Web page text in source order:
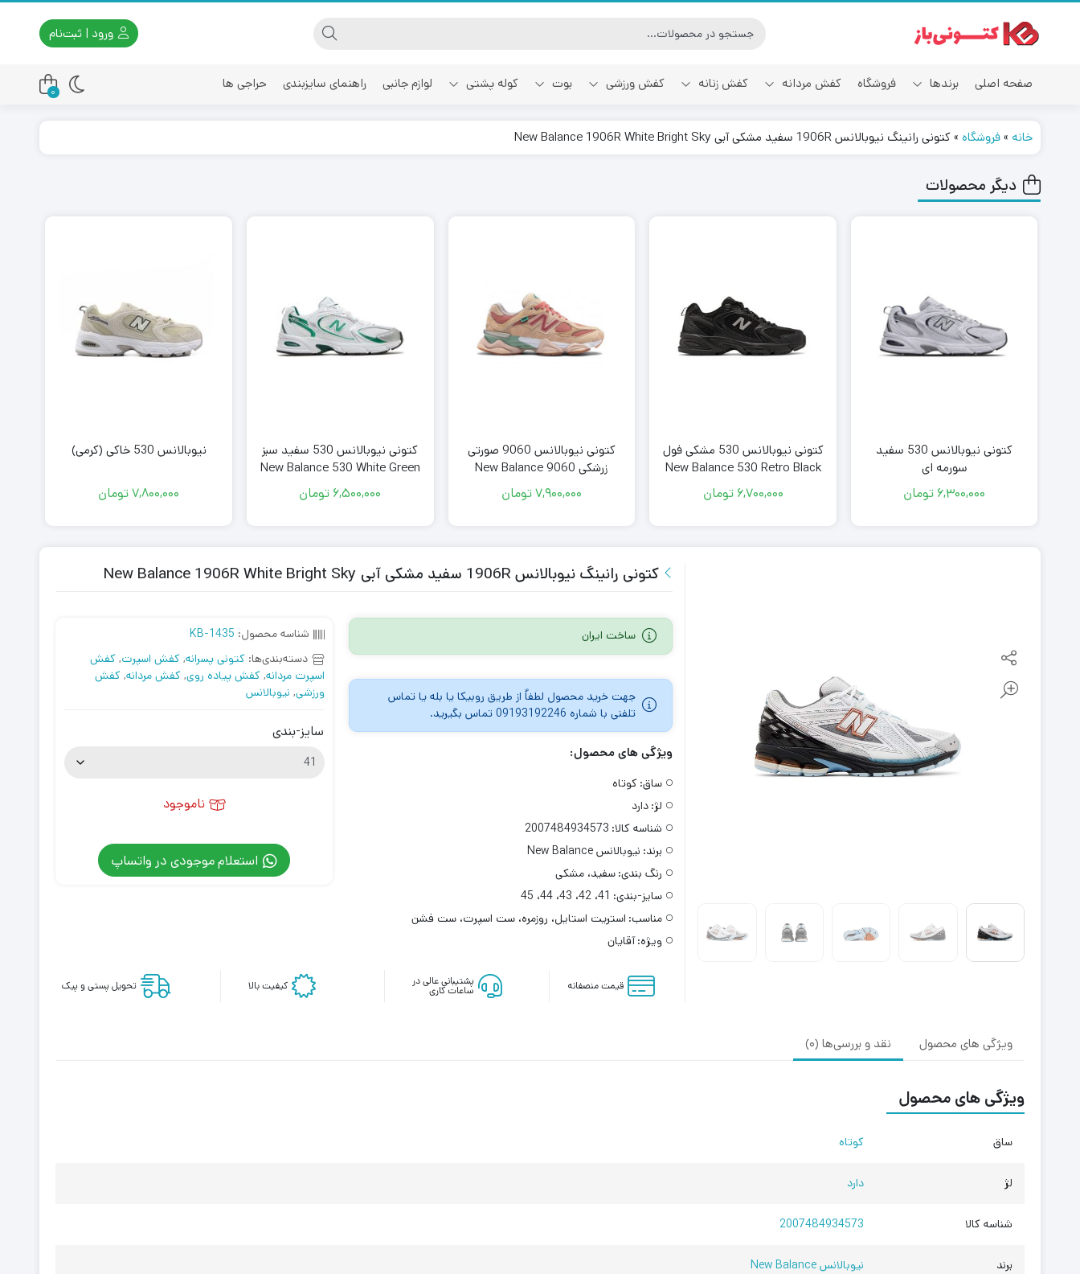
ورود | ثبت‌نام
صفحه اصلی برندها
آدیداس آفوایت
فروشگاه کفش مردانه کفش زنانه کفش ورزشی بوت کوله پشتی لوازم جانبی راهنمای سایزبندی حراجی ها
0
خانه »فروشگاه»کتونی رانینگ نیوبالانس 1906R سفید مشکی آبی New Balance 1906R White Bright Sky
دیگر محصولات
کتونی نیوبالانس 530 سفید
سورمه ای
6,300,000 تومان
کتونی نیوبالانس 530 مشکی فول
New Balance 530 Retro Black
6,700,000 تومان
کتونی نیوبالانس 9060 صورتی
زرشکی New Balance 9060
7,900,000تومان
کتونی نیوبالانس 530 سفید سبز
New Balance 530 White Green
6,500,000 تومان
نیوبالانس 530 خاکی (کرمی)
7,800,000تومان
کتونی رانینگ نیوبالانس 1906R سفید مشکی آبی New Balance 1906R White Bright Sky
ساخت ایران
جهت خرید محصول لطفاٌ از طریق روبیکا یا بله یا تماس
تلفنی با شماره 09193192246 تماس بگیرید.
ویژگی های محصول:
ساق: کوتاه
لژ: دارد
شناسه کالا: 2007484934573
برند: نیوبالانس New Balance
رنگ بندی: سفید، مشکی
سایز-بندی: 41، 42، 43، 44، 45
مناسب: استریت استایل، روزمره، ست اسپرت، ست فشن
ویژه:آقایان
شناسه محصول: KB-1435
دسته‌بندی‌ها: کتونی پسرانه, کفش اسپرت, کفش
اسپرت مردانه, کفش پیاده روی, کفش مردانه, کفش
ورزشی, نیوبالانس
سایز-بندی
ناموجود
استعلام موجودی در واتساپ
قیمت منصفانه پشتیبانی عالی در
ساعات کاری کیفیت بالا تحویل پستی و پیک
ویژگی های محصول نقد و بررسی‌ها (0)
ویژگی های محصول
ساق کوتاه
لژ دارد
شناسه کالا 2007484934573
برند نیوبالانس New Balance